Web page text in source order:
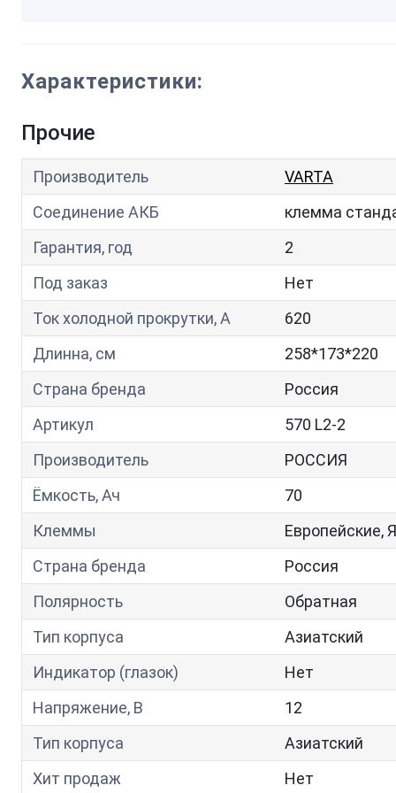
Характеристики:
Прочие
Производитель
VARTA
Соединение АКБ
клемма
Гарантия, год
2
Под заказ
Нет
Ток холодной прокрутки, A
620
Длинна, см
258*173*220
Страна бренда
Россия
Артикул
570 L2-2
Производитель
РОССИЯ
Ёмкость, Ач
70
Клеммы
Европейские,
Страна бренда
Россия
Полярность
Обратная
Тип корпуса
Азиатский
Индикатор (глазок)
Нет
Напряжение, В
12
Тип корпуса
Азиатский
Хит продаж
Нет